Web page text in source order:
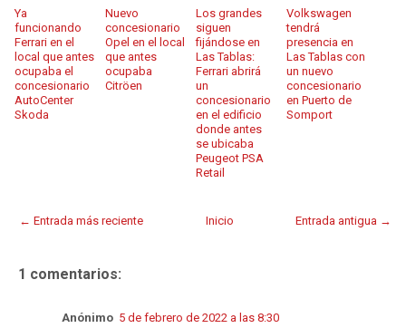
Ya
funcionando
Ferrari en el
local que antes
ocupaba el
concesionario
AutoCenter
Skoda
Nuevo
concesionario
Opel en el local
que antes
ocupaba
Citröen
Los grandes
siguen
fijándose en
Las Tablas:
Ferrari abrirá
un
concesionario
en el edificio
donde antes
se ubicaba
Peugeot PSA
Retail
Volkswagen
tendrá
presencia en
Las Tablas con
un nuevo
concesionario
en Puerto de
Somport
← Entrada más reciente Entrada antigua →
Inicio
1 comentarios:
Anónimo 5 de febrero de 2022 a las 8:30